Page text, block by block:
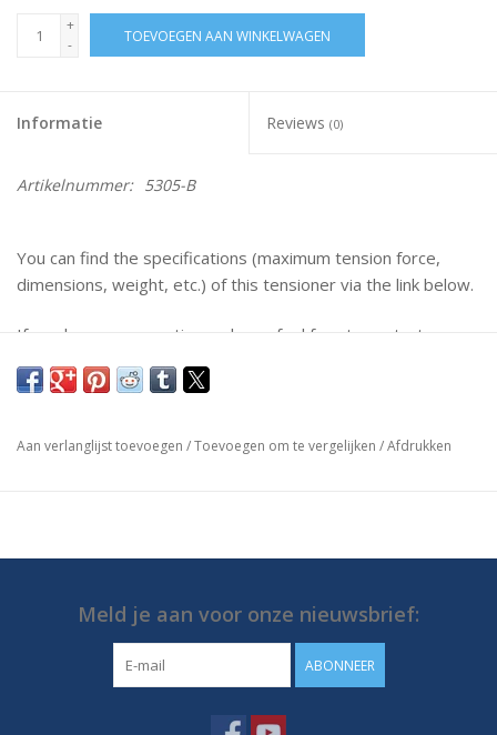
+
-
TOEVOEGEN AAN WINKELWAGEN
Informatie Reviews (0)
Artikelnummer: 5305-B
You can find the specifications (maximum tension force,
dimensions, weight, etc.) of this tensioner via the link below.
If you have any questions, please feel free to contact us.
https://media.destaco.com/assetbank-
Aan verlanglijst toevoegen /Toevoegen om te vergelijken /Afdrukken
Meld je aan voor onze nieuwsbrief:
ABONNEER